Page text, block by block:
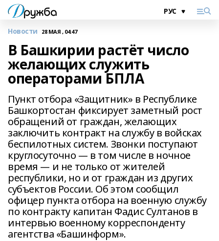
Новости 28 МАЯ , 04:47
В Башкирии растёт число
желающих служить
операторами БПЛА
Пункт отбора «Защитник» в Республике
Башкортостан фиксирует заметный рост
обращений от граждан, желающих
заключить контракт на службу в войсках
беспилотных систем. Звонки поступают
круглосуточно — в том числе в ночное
время — и не только от жителей
республики, но и от граждан из других
субъектов России. Об этом сообщил
офицер пункта отбора на военную службу
по контракту капитан Фадис Султанов в
интервью военному корреспонденту
агентства «Башинформ».